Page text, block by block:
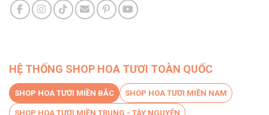
HỆ THỐNG SHOP HOA TƯƠI TOÀN QUỐC
SHOP HOA TƯƠI MIỀN BẮC SHOP HOA TƯƠI MIỀN NAM
SHOP HOA TƯƠI MIỀN TRUNG - TÂY NGUYÊN